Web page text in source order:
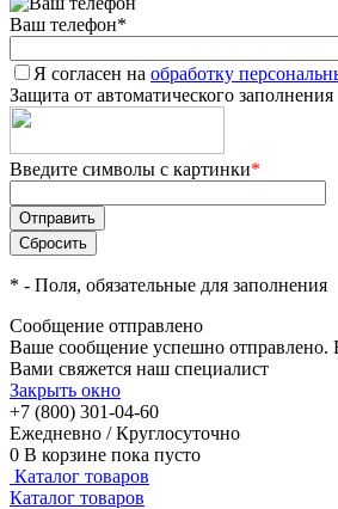
Ваш телефон*
Я согласен на обработку
Защита от автоматического заполнения
Введите символы с картинки*
* - Поля, обязательные для заполнения
Сообщение отправлено
Ваше сообщение успешно отправлено.
Вами свяжется наш специалист
Закрыть окно
+7 (800) 301-04-60
Ежедневно / Круглосуточно
0 В корзине пока пусто
Каталог товаров
Каталог товаров